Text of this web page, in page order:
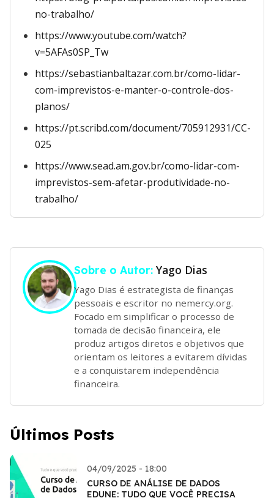
no-trabalho/
https://www.youtube.com/watch?
v=5AFAs0SP_Tw
https://sebastianbaltazar.com.br/como-lidar-
com-imprevistos-e-manter-o-controle-dos-
planos/
https://pt.scribd.com/document/705912931/CC-
025
https://www.sead.am.gov.br/como-lidar-com-
imprevistos-sem-afetar-produtividade-no-
trabalho/
Sobre o Autor: Yago Dias
Yago Dias é estrategista de finanças
pessoais e escritor no nemercy.org.
Focado em simplificar o processo de
tomada de decisão financeira, ele
produz artigos diretos e objetivos que
orientam os leitores a evitarem dívidas
e a conquistarem independência
financeira.
Últimos Posts
04/09/2025 - 18:00
CURSO DE ANÁLISE DE DADOS
EDUNE: TUDO QUE VOCÊ PRECISA